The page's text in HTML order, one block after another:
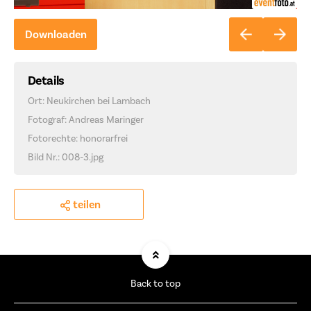
Downloaden
Details
Ort: Neukirchen bei Lambach
Fotograf: Andreas Maringer
Fotorechte: honorarfrei
Bild Nr.: 008-3.jpg
teilen
Back to top